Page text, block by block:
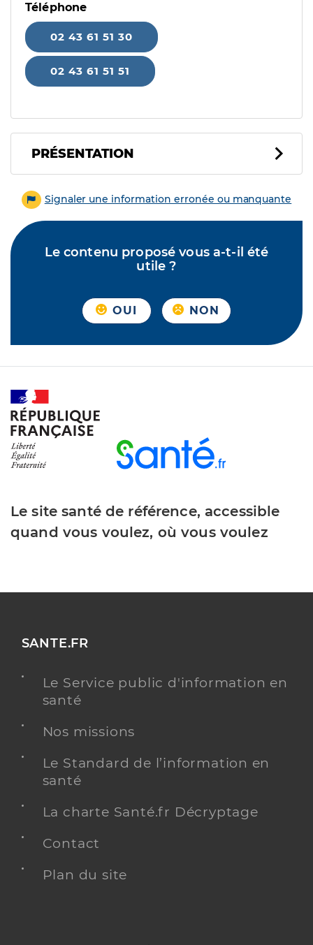
Téléphone
02 43 61 51 30
02 43 61 51 51
PRÉSENTATION
Signaler une information erronée ou manquante
Le contenu proposé vous a-t-il été
utile ?
OUI NON
Le site santé de référence, accessible
quand vous voulez, où vous voulez
SANTE.FR
Le Service public d'information en
santé
Nos missions
Le Standard de l’information en
santé
La charte Santé.fr Décryptage
Contact
Plan du site